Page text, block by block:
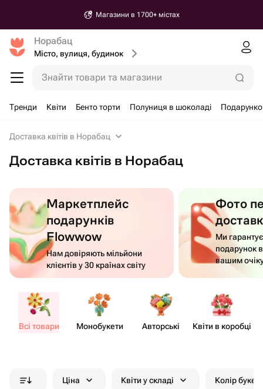
Магазини в 1700+ містах
Норабац
Місто, вулиця, будинок
Знайти товари та магазини
Тренди Квіти Бенто торти Полуниця в шоколаді
Доставка квітів в Норабац
Доставка квітів в Норабац
Маркетплейс
подарунків
Flowwow
Нам довіряють мільйони
клієнтів у 30 країнах світу
Фото
Ми
подарунок
вашим
Всі товари Моно​букети Авторські Квіти в коробці
Ціна Квіти у складі Колір